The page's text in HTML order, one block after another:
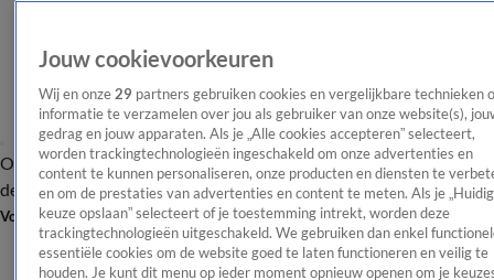
OverzichtAfleveringen Entertainment TV Algemeen
Tip
de redactieNieuwsbrief
Volg Shownieuws
Jouw cookievoorkeuren
Wij en onze 29 partners gebruiken cookies en vergelijkbare technieken
informatie te verzamelen over jou als gebruiker van onze website(s),
gedrag en jouw apparaten. Als je „Alle cookies accepteren” selecteert,
worden trackingtechnologieën ingeschakeld om onze advertenties en
content te kunnen personaliseren, onze producten en diensten te
en om de prestaties van advertenties en content te meten. Als je
keuze opslaan” selecteert of je toestemming intrekt, worden deze
trackingtechnologieën uitgeschakeld. We gebruiken dan enkel
essentiële cookies om de website goed te laten functioneren en veilig te
houden. Je kunt dit menu op ieder moment opnieuw openen om je